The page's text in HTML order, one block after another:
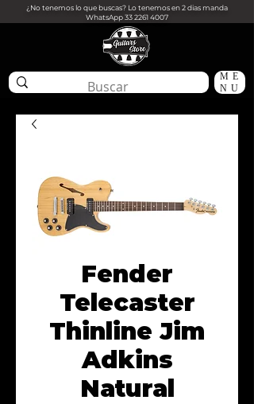
¿No tenemos lo que buscas? Lo tenemos en 2 dias manda
WhatsApp33 2261 4007
ME
NU
Fender
Telecaster
Thinline Jim
Adkins
Natural